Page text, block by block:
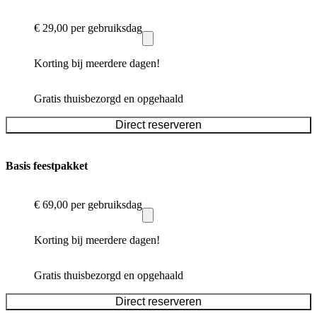
€ 29,00 per gebruiksdag
Korting bij meerdere dagen!
Gratis thuisbezorgd en opgehaald
Direct reserveren
Basis feestpakket
€ 69,00 per gebruiksdag
Korting bij meerdere dagen!
Gratis thuisbezorgd en opgehaald
Direct reserveren